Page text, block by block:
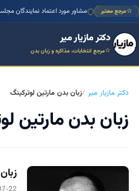
مرجع معتبر مشاور مورد اعتماد نمایندگان
دکتر مازیار میر
مرجع انتخابات، مذاکره و زبان بدن
دکتر مازیار میر زبان بدن مارتین لوترکینگ
زبان بدن مارتین